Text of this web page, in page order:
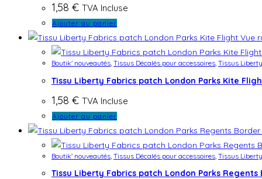
1,58 € TVA Incluse
Ajouter au panier
Vue
Boutik' nouveautés, Tissus Décalés pour accessoires, Tissus
Tissu Liberty Fabrics patch London Parks Kite
1,58 € TVA Incluse
Ajouter au panier
Boutik' nouveautés Tissus Décalés pour accessoires Tissus
Tissu Liberty Fabrics patch London Parks Regents